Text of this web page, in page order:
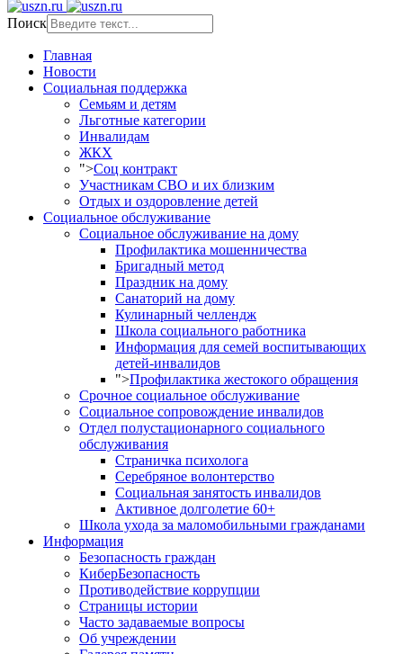
Поиск
Главная
Новости
Социальная поддержка
Семьям и детям
Льготные категории
Инвалидам
ЖКХ
">Соц контракт
Участникам СВО и их близким
Отдых и оздоровление детей
Социальное обслуживание
Социальное обслуживание на дому
Профилактика мошенничества
Бригадный метод
Праздник на дому
Санаторий на дому
Кулинарный челлендж
Школа социального работника
Информация для семей воспитывающих
детей-инвалидов
">Профилактика жестокого обращения
Срочное социальное обслуживание
Социальное сопровождение инвалидов
Отдел полустационарного социального
обслуживания
Страничка психолога
Серебряное волонтерство
Социальная занятость инвалидов
Активное долголетие 60+
Школа ухода за маломобильными гражданами
Информация
Безопасность граждан
КиберБезопасность
Противодействие коррупции
Страницы истории
Часто задаваемые вопросы
Об учреждении